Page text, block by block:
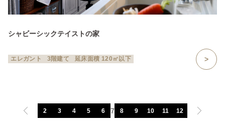
シャビーシックテイストの家
エレガント 3階建て 延床面積 120㎡以下
2 3 4 5 6 7 8 9 10 11 12